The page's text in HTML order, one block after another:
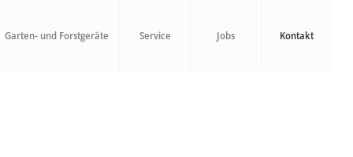
Garten- und Forstgeräte Service Jobs Kontakt